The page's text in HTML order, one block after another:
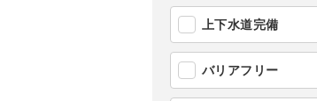
上下水道完備
バリアフリー